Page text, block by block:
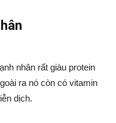
nhân rất giàu protein
ra nó còn có vitamin
dịch.